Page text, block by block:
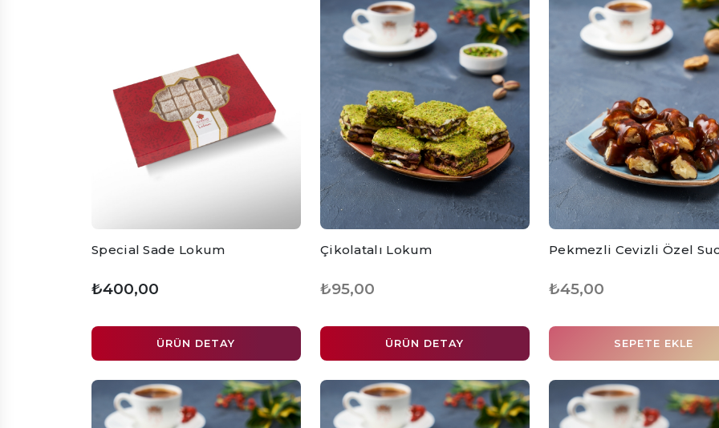
Special Sade Lokum
₺400,00
ÜRÜN DETAY
Çikolatalı Lokum
₺95,00
ÜRÜN DETAY
Pekmezli Cevizli Özel
₺45,00
SEPETE EKLE